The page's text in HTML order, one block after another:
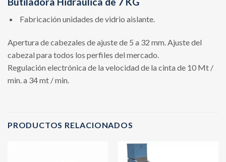
Fabricación unidades de vidrio aislante.
Apertura de cabezales de ajuste de 5 a 32 mm. Ajuste del
cabezal para todos los perfiles del mercado.
Regulación electrónica de la velocidad de la cinta de 10 Mt /
min. a 34 mt / min.
PRODUCTOS RELACIONADOS